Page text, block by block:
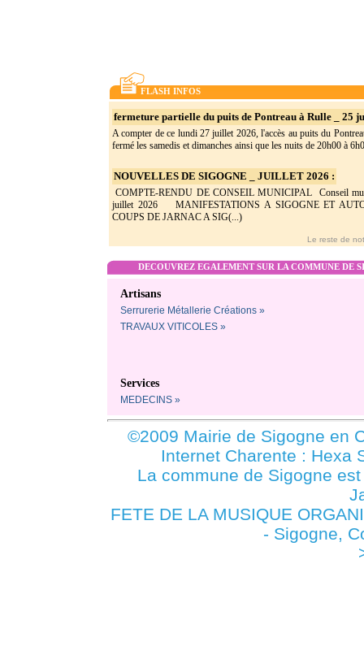
FLASH INFOS
fermeture partielle du puits de Pontreau à Rulle _ 25
A compter de ce lundi 27 juillet 2026, l'accès au puits du
fermé les samedis et dimanches ainsi que les nuits de 20h00 à
NOUVELLES DE SIGOGNE _ JUILLET 2026 :
COMPTE-RENDU DE CONSEIL MUNICIPAL Conseil
juillet 2026 MANIFESTATIONS A SIGOGNE ET
COUPS DE JARNAC A SIG(...)
Le reste de
DECOUVREZ EGALEMENT SUR LA COMMUNE DE
Artisans
Serrurerie Métallerie Créations »
TRAVAUX VITICOLES »
Services
MEDECINS »
©2009 Mairie de Sigogne en
Internet Charente : Hexa
La commune de Sigogne
FETE DE LA MUSIQUE
- Sigogne,